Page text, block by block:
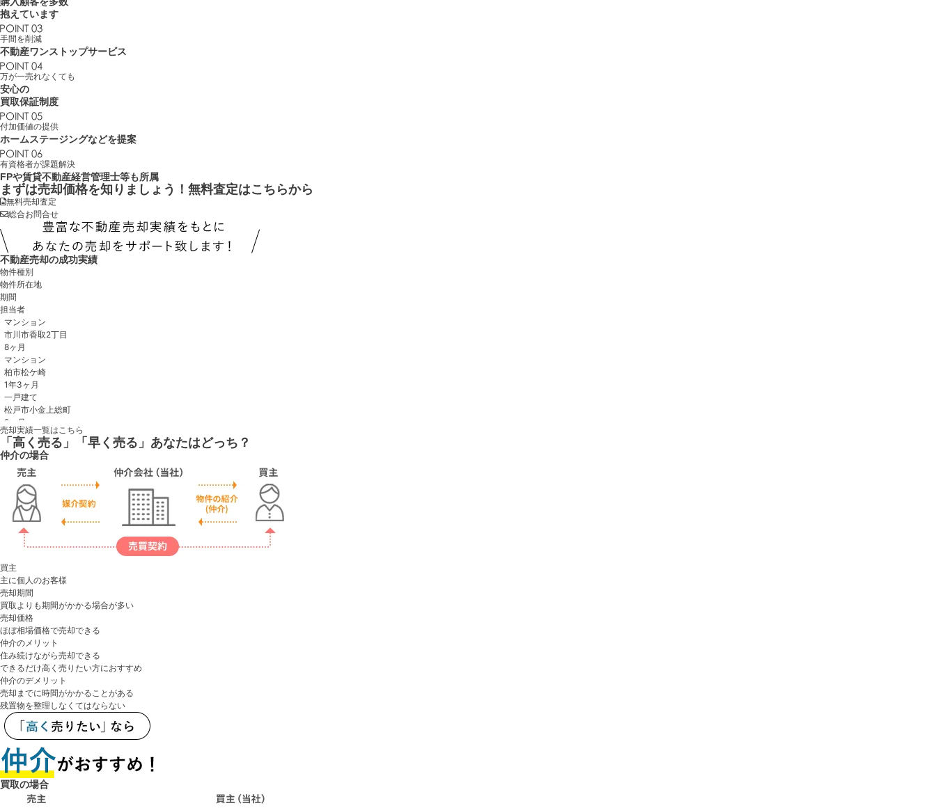
抱えています
手間を削減
不動産ワンストップサービス
万が一売れなくても
安心の
買取保証制度
付加価値の提供
ホームステージングなどを提案
有資格者が課題解決
FPや賃貸不動産経営管理士等も所属
まずは売却価格を知りましょう！ 無料査定はこちらから
無料売却査定
総合お問合せ
不動産売却の成功実績
物件種別
物件所在地
期間
担当者
売却実績一覧はこちら
「高く売る」「早く売る」あなたはどっち？
仲介の場合
買主
主に個人のお客様
売却期間
買取よりも期間がかかる場合が多い
売却価格
ほぼ相場価格で売却できる
仲介のメリット
住み続けながら売却できる
できるだけ高く売りたい方におすすめ
仲介のデメリット
売却までに時間がかかることがある
残置物を整理しなくてはならない
買取の場合